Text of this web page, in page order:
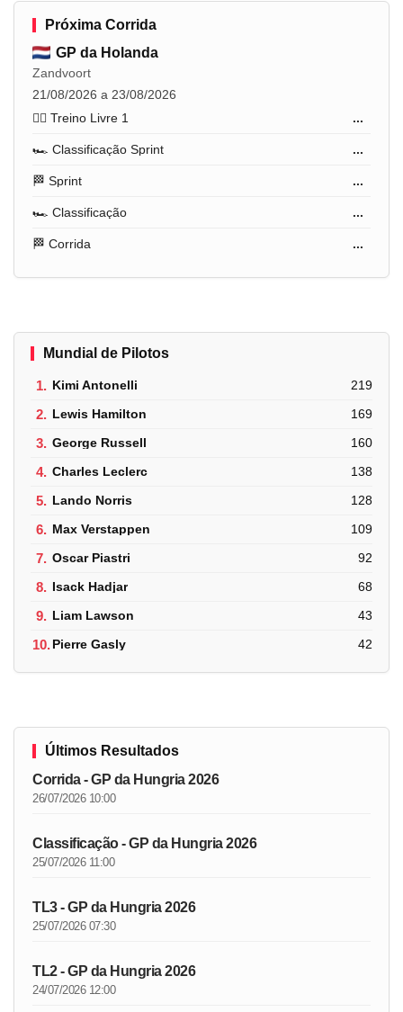
Próxima Corrida
GP da Holanda
Zandvoort
21/08/2026 a 23/08/2026
🏋️‍♂️ Treino Livre 1
...
🏎️ Classificação Sprint ...
🏁 Sprint ...
🏎️ Classificação ...
🏁 Corrida ...
Mundial de Pilotos
1. Kimi Antonelli 219
2. Lewis Hamilton 169
3. George Russell 160
4. Charles Leclerc 138
5. Lando Norris 128
6. Max Verstappen 109
7. Oscar Piastri 92
8. Isack Hadjar 68
9. Liam Lawson 43
10.Pierre Gasly 42
Últimos Resultados
Corrida - GP da Hungria 2026
26/07/2026 10:00
Classificação - GP da Hungria 2026
25/07/2026 11:00
TL3 - GP da Hungria 2026
25/07/2026 07:30
TL2 - GP da Hungria 2026
24/07/2026 12:00